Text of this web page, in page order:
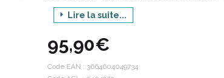
Vte/NR
Indications :
Lire la suite...
95,90€
Code EAN : 3664604049734